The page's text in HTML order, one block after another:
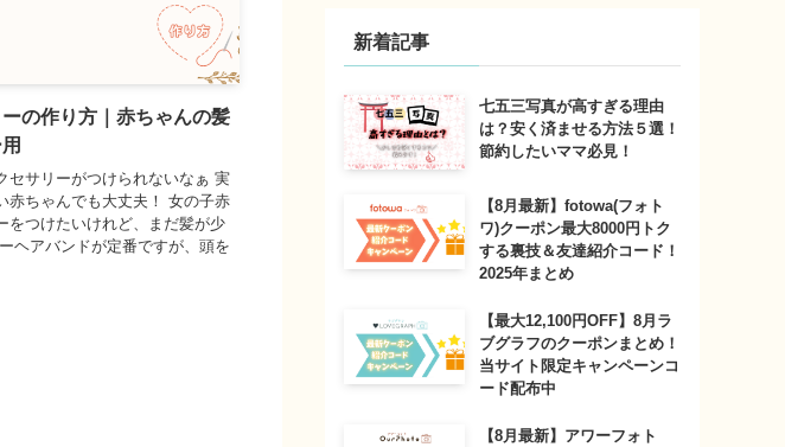
の作り方｜赤ちゃんの髪
セサリーがつけられないなぁ 実
赤ちゃんでも大丈夫！ 女の子赤
をつけたいけれど、まだ髪が少
ヘアバンドが定番ですが、頭を
新着記事
七五三写真が高すぎる理由
は？安く済ませる方法５選！
節約したいママ必見！
【8月最新】fotowa(フォト
ワ)クーポン最大8000円トク
する裏技＆友達紹介コード！
2025年まとめ
【最大12,100円OFF】8月ラ
ブグラフのクーポンまとめ！
当サイト限定キャンペーンコ
ード配布中
【8月最新】アワーフォト